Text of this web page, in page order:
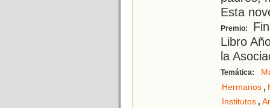
Esta
Premio:
Libro
la
Temática:
Hermanos,
Institutos,